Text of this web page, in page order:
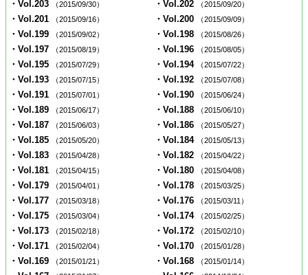
・Vol.203 （2015/09/30） ・Vol.202 （2015/09/20）
・Vol.201 （2015/09/16） ・Vol.200 （2015/09/09）
・Vol.199 （2015/09/02） ・Vol.198 （2015/08/26）
・Vol.197 （2015/08/19） ・Vol.196 （2015/08/05）
・Vol.195 （2015/07/29） ・Vol.194 （2015/07/22）
・Vol.193 （2015/07/15） ・Vol.192 （2015/07/08）
・Vol.191 （2015/07/01） ・Vol.190 （2015/06/24）
・Vol.189 （2015/06/17） ・Vol.188 （2015/06/10）
・Vol.187 （2015/06/03） ・Vol.186 （2015/05/27）
・Vol.185 （2015/05/20） ・Vol.184 （2015/05/13）
・Vol.183 （2015/04/28） ・Vol.182 （2015/04/22）
・Vol.181 （2015/04/15） ・Vol.180 （2015/04/08）
・Vol.179 （2015/04/01） ・Vol.178 （2015/03/25）
・Vol.177 （2015/03/18） ・Vol.176 （2015/03/11）
・Vol.175 （2015/03/04） ・Vol.174 （2015/02/25）
・Vol.173 （2015/02/18） ・Vol.172 （2015/02/10）
・Vol.171 （2015/02/04） ・Vol.170 （2015/01/28）
・Vol.169 （2015/01/21） ・Vol.168 （2015/01/14）